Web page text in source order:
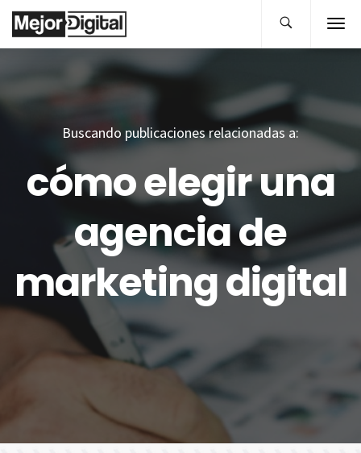
Buscando publicaciones relacionadas a:
cómo elegir una
agencia de
marketing digital